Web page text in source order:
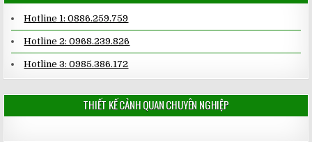
Hotline 1: 0886.259.759
Hotline 2: 0968.239.826
Hotline 3: 0985.386.172
THIẾT KẾ CẢNH QUAN CHUYÊN NGHIỆP